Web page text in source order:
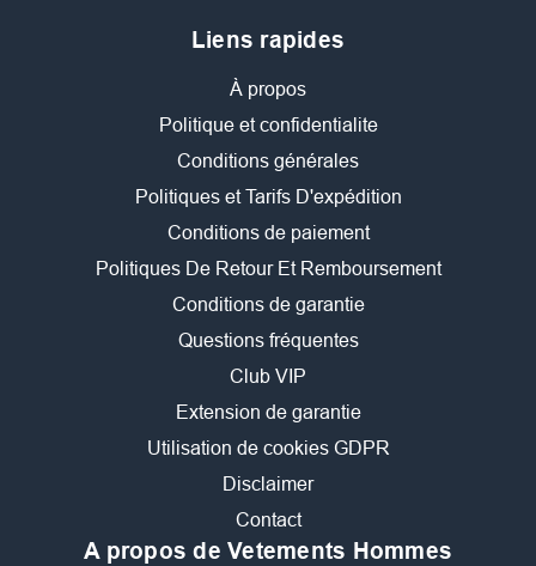
Liens rapides
À propos
Politique et confidentialite
Conditions générales
Politiques et Tarifs D'expédition
Conditions de paiement
Politiques De Retour Et Remboursement
Conditions de garantie
Questions fréquentes
Club VIP
Extension de garantie
Utilisation de cookies GDPR
Disclaimer
Contact
A propos de Vetements Hommes